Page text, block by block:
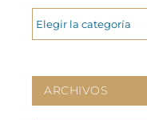
CATEGORIAS
ARCHIVOS